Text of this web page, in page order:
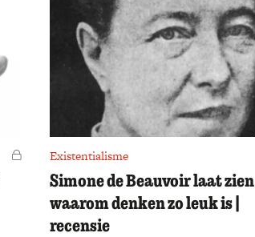
Voor ledenExistentialisme
Simone de Beauvoir laat zien
waarom denken zo leuk is |
recensie